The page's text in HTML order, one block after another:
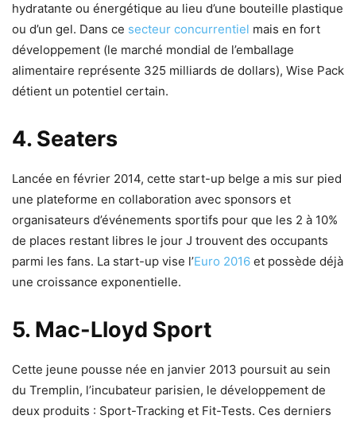
hydratante ou énergétique au lieu d’une bouteille plastique
ou d’un gel. Dans ce secteur concurrentiel mais en fort
développement (le marché mondial de l’emballage
alimentaire représente 325 milliards de dollars), Wise Pack
détient un potentiel certain.
4. Seaters
Lancée en février 2014, cette start-up belge a mis sur pied
une plateforme en collaboration avec sponsors et
organisateurs d’événements sportifs pour que les 2 à 10%
de places restant libres le jour J trouvent des occupants
parmi les fans. La start-up vise l’Euro 2016 et possède déjà
une croissance exponentielle.
5. Mac-Lloyd Sport
Cette jeune pousse née en janvier 2013 poursuit au sein
du Tremplin, l’incubateur parisien, le développement de
deux produits : Sport-Tracking et Fit-Tests. Ces derniers